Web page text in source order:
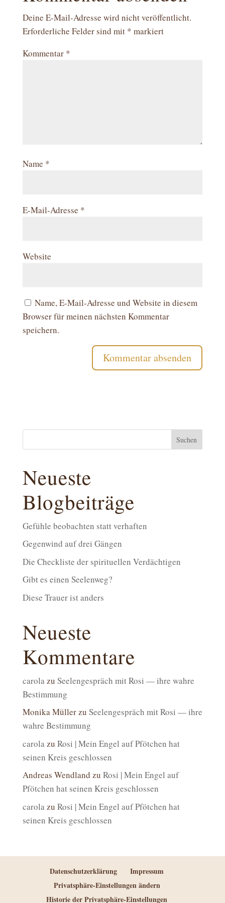
Deine E-Mail-Adresse wird nicht veröffentlicht.
Erforderliche Felder sind mit * markiert
Kommentar *
Name *
E-Mail-Adresse *
Website
Name, E-Mail-Adresse und Website in diesem
Browser für meinen nächsten Kommentar
speichern.
Suchen
Neueste
Blogbeiträge
Gefühle beobachten statt verhaften
Gegenwind auf drei Gängen
Die Checkliste der spirituellen Verdächtigen
Gibt es einen Seelenweg?
Diese Trauer ist anders
Neueste
Kommentare
carolazu Seelengespräch mit Rosi — ihre wahre
Bestimmung
Monika Müllerzu Seelengespräch mit Rosi — ihre
wahre Bestimmung
carolazu Rosi | Mein Engel auf Pfötchen hat
seinen Kreis geschlossen
Andreas Wendland zu Rosi | Mein Engel auf
Pfötchen hat seinen Kreis geschlossen
carolazu Rosi | Mein Engel auf Pfötchen hat
seinen Kreis geschlossen
Datenschutzerklärung
Impressum
Privatsphäre-Einstellungen ändern
Historie der Privatsphäre-Einstellungen